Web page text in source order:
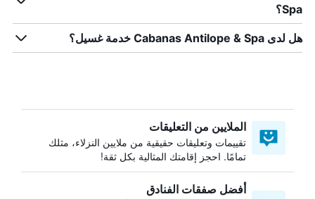
Spa؟
هل لدى Cabanas Antilope & Spa خدمة غسيل؟
الملايين من التعليقات
تقييمات وتعليقات حقيقية من ملايين النزلاء، مثلك
تمامًا. احجز إقامتك المثالية بكل ثقة!
أفضل صفقات الفنادق